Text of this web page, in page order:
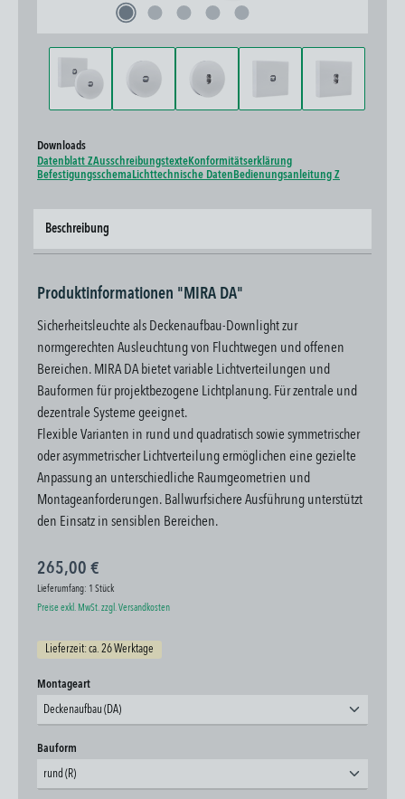
Downloads
Datenblatt ZAusschreibungstexteKonformitätserklärung
Befestigungsschema Lichttechnische Daten Bedienungsanleitung Z
Beschreibung
Produktinformationen "MIRA DA"
Sicherheitsleuchte als Deckenaufbau-Downlight zur
normgerechten Ausleuchtung von Fluchtwegen und offenen
Bereichen. MIRA DA bietet variable Lichtverteilungen und
Bauformen für projektbezogene Lichtplanung. Für zentrale und
dezentrale Systeme geeignet.
Flexible Varianten in rund und quadratisch sowie symmetrischer
oder asymmetrischer Lichtverteilung ermöglichen eine gezielte
Anpassung an unterschiedliche Raumgeometrien und
Montageanforderungen. Ballwurfsichere Ausführung unterstützt
den Einsatz in sensiblen Bereichen.
265,00 €
Lieferumfang: 1 Stück
Preise exkl. MwSt. zzgl. Versandkosten
Lieferzeit: ca. 26 Werktage
Montageartauswählen
Deckenaufbau (DA)
Bauform
rund (R)